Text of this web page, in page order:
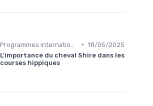
• 18/05/2025
L'importance du cheval Shire dans les
courses hippiques